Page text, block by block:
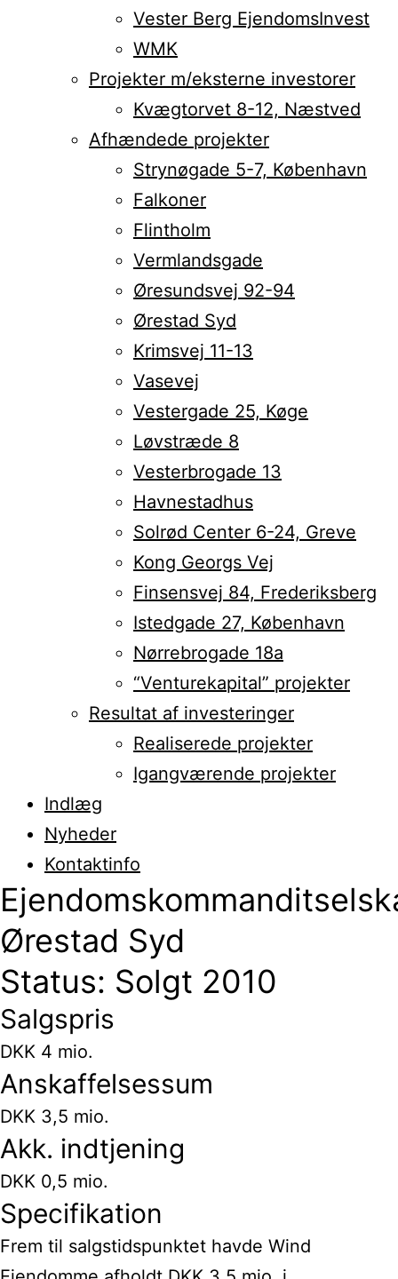
Vester Berg EjendomsInvest
WMK
Projekter m/eksterne investorer
Kvægtorvet 8-12, Næstved
Afhændede projekter
Strynøgade 5-7, København
Falkoner
Flintholm
Vermlandsgade
Øresundsvej 92-94
Ørestad Syd
Krimsvej 11-13
Vasevej
Vestergade 25, Køge
Løvstræde 8
Vesterbrogade 13
Havnestadhus
Solrød Center 6-24, Greve
Kong Georgs Vej
Finsensvej 84, Frederiksberg
Istedgade 27, København
Nørrebrogade 18a
“Venturekapital” projekter
Resultat af investeringer
Realiserede projekter
Igangværende projekter
Indlæg
Nyheder
Kontaktinfo
Ørestad Syd
Status: Solgt 2010
Salgspris
DKK 4 mio.
Anskaffelsessum
DKK 3,5 mio.
Akk. indtjening
DKK 0,5 mio.
Specifikation
Frem til salgstidspunktet havde Wind